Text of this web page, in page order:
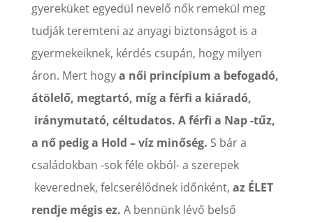
gyereküket egyedül nevelő nők remekül meg
tudják teremteni az anyagi biztonságot is a
gyermekeiknek, kérdés csupán, hogy milyen
áron. Mert hogya női princípium a befogadó,
átölelő, megtartó, míg a férfi a kiáradó,
iránymutató, céltudatos. A férfi a Nap -tűz,
a nő pedig a Hold – víz minőség. S bár a
családokban -sok féle okból- a szerepek
keverednek, felcserélődnek időnként, az ÉLET
rendje mégis ez. A bennünk lévő belső